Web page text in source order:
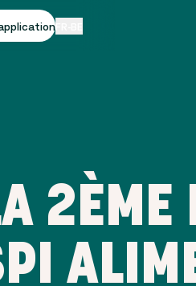
2ÈME